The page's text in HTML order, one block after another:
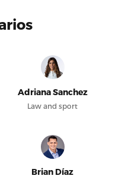
Adriana Sanchez
Law and sport
Brian Díaz